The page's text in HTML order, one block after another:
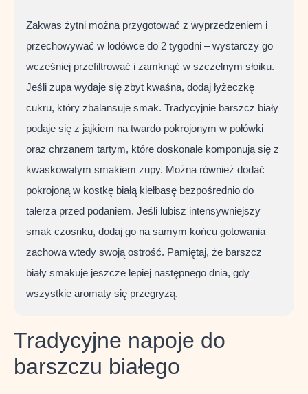
Zakwas żytni można przygotować z wyprzedzeniem i
przechowywać w lodówce do 2 tygodni – wystarczy go
wcześniej przefiltrować i zamknąć w szczelnym słoiku.
Jeśli zupa wydaje się zbyt kwaśna, dodaj łyżeczkę
cukru, który zbalansuje smak. Tradycyjnie barszcz biały
podaje się z jajkiem na twardo pokrojonym w połówki
oraz chrzanem tartym, które doskonale komponują się z
kwaskowatym smakiem zupy. Można również dodać
pokrojoną w kostkę białą kiełbasę bezpośrednio do
talerza przed podaniem. Jeśli lubisz intensywniejszy
smak czosnku, dodaj go na samym końcu gotowania –
zachowa wtedy swoją ostrość. Pamiętaj, że barszcz
biały smakuje jeszcze lepiej następnego dnia, gdy
wszystkie aromaty się przegryzą.
Tradycyjne napoje do
barszczu białego